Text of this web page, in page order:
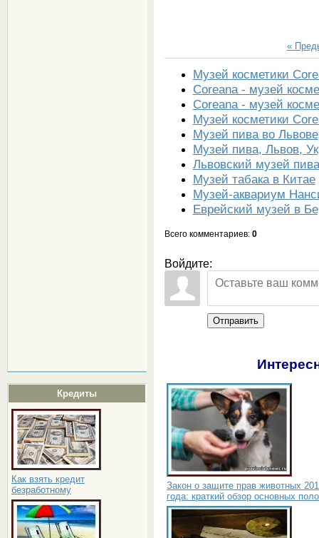
Кредиты
Как взять кредит
безработному
«
Музей косметики
Coreana - музей
Coreana - музей
Музей косметики
Музей пива во Львове
Музей пива, Львов,
Львовский музей
Музей табака в Китае
Музей-аквариум
Еврейский музей в
Всего комментариев: 0
Войдите:
Отправить
Закон о защите прав животных
года: краткий обзор основных